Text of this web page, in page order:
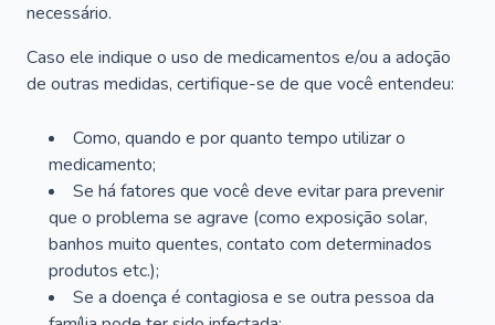
necessário.
Caso ele indique o uso de medicamentos e/ou a adoção
de outras medidas, certifique-se de que você entendeu:
Como, quando e por quanto tempo utilizar o
medicamento;
Se há fatores que você deve evitar para prevenir
que o problema se agrave (como exposição solar,
banhos muito quentes, contato com determinados
produtos etc.);
Se a doença é contagiosa e se outra pessoa da